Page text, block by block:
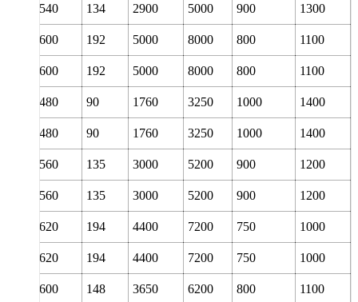
540 134 2900 5000 900 1300
600 192 5000 8000 800 1100
600 192 5000 8000 800 1100
480 90 1760 3250 1000 1400
480 90 1760 3250 1000 1400
560 135 3000 5200 900 1200
560 135 3000 5200 900 1200
620 194 4400 7200 750 1000
620 194 4400 7200 750 1000
600 148 3650 6200 800 1100